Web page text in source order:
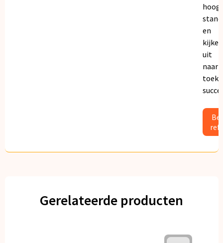
en
kijken
uit
naar
Gerelateerde producten